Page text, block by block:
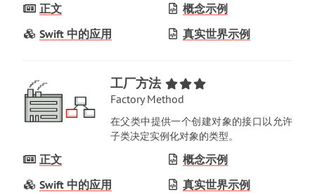
正文
Swift 中的应用
概念示例
真实世界示例
工厂方法
Factory Method
在父类中提供一个创建对象的接口以允许
子类决定实例化对象的类型。
正文
Swift 中的应用
概念示例
真实世界示例